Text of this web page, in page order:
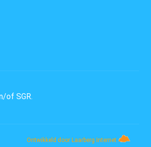
of SGR.
Ontwikkeld door Laarberg Internet